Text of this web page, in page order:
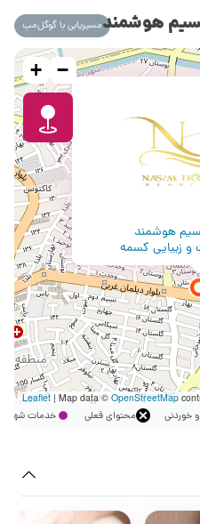
هوشمندمسیریابی با گوگل‌مپ
هوشمند
و زیبایی کسمه
+ −
| Map data © OpenStreetMap
خوردنی محتوای فعلی خدمات